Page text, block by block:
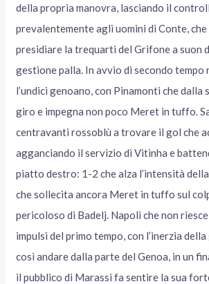
della propria manovra, lasciando il
prevalentemente agli uomini di Conte,
presidiare la trequarti del Grifone a suon
gestione palla. In avvio di secondo tempo
l’undici genoano, con Pinamonti che dalla
giro e impegna non poco Meret in tuffo.
centravanti rossoblù a trovare il gol che
agganciando il servizio di Vitinha e
piatto destro: 1-2 che alza l’intensità
che sollecita ancora Meret in tuffo sul
pericoloso di Badelj. Napoli che non
impulsi del primo tempo, con l’inerzia
così andare dalla parte del Genoa, in un
il pubblico di Marassi fa sentire la sua